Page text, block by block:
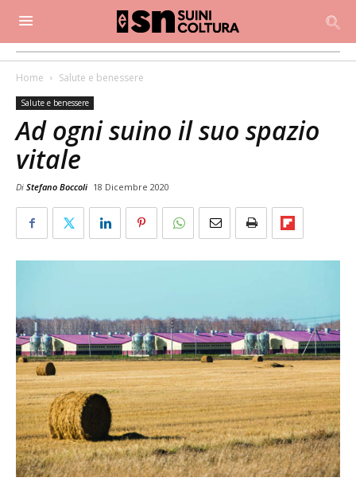
Home Salute e benessere
Salute e benessere
Ad ogni suino il suo spazio
vitale
Di Stefano Boccoli 18 Dicembre 2020